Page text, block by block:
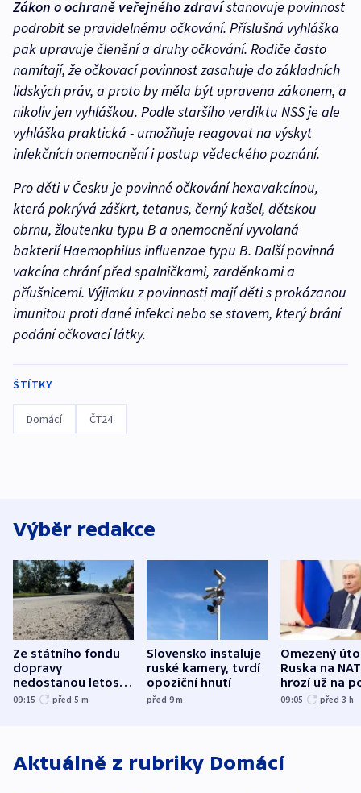
Zákon o ochraně veřejného zdravístanovuje povinnost
podrobit se pravidelnému očkování. Příslušná vyhláška
pak upravuje členění a druhy očkování. Rodiče často
namítají, že očkovací povinnost zasahuje do základních
lidských práv, a proto by měla být upravena zákonem, a
nikoliv jen vyhláškou. Podle staršího verdiktu NSS je ale
vyhláška praktická - umožňuje reagovat na výskyt
infekčních onemocnění i postup vědeckého poznání.
Pro děti v Česku je povinné očkování hexavakcínou,
která pokrývá záškrt, tetanus, černý kašel, dětskou
obrnu, žloutenku typu B a onemocnění vyvolaná
bakterií Haemophilus influenzae typu B. Další povinná
vakcína chrání před spalničkami, zarděnkami a
příušnicemi. Výjimku z povinnosti mají děti s prokázanou
imunitou proti dané infekci nebo se stavem, který brání
podání očkovací látky.
ŠTÍTKY
Domácí ČT24
Výběr redakce
Ze státního fondu
dopravy
nedostanou letos
kraje na silnice ani
09:15 před 5 m
Slovensko instaluje
ruské kamery, tvrdí
opoziční hnutí
před 9m
Omezený
Ruska na
hrozí už na
varují tajné
09:05 před 3 h
Aktuálně z rubriky Domácí